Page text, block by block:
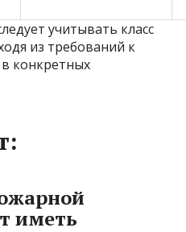
учитывать класс
из требований к
конкретных
иметь